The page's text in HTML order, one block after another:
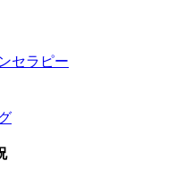
セラピー